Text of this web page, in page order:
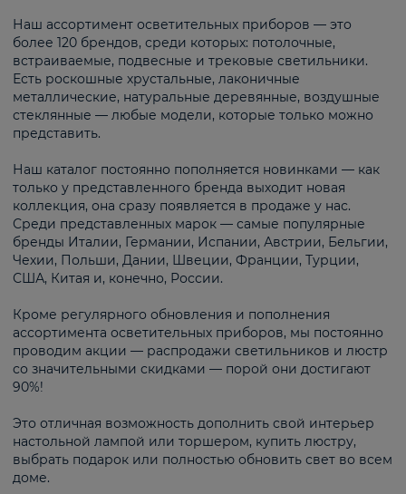
Наш ассортимент осветительных приборов — это
более 120 брендов, среди которых: потолочные,
встраиваемые, подвесные и трековые светильники.
Есть роскошные хрустальные, лаконичные
металлические, натуральные деревянные, воздушные
стеклянные — любые модели, которые только можно
представить.
Наш каталог постоянно пополняется новинками — как
только у представленного бренда выходит новая
коллекция, она сразу появляется в продаже у нас.
Среди представленных марок — самые популярные
бренды Италии, Германии, Испании, Австрии, Бельгии,
Чехии, Польши, Дании, Швеции, Франции, Турции,
США, Китая и, конечно, России.
Кроме регулярного обновления и пополнения
ассортимента осветительных приборов, мы постоянно
проводим акции — распродажи светильников и люстр
со значительными скидками — порой они достигают
90%!
Это отличная возможность дополнить свой интерьер
настольной лампой или торшером, купить люстру,
выбрать подарок или полностью обновить свет во всем
доме.